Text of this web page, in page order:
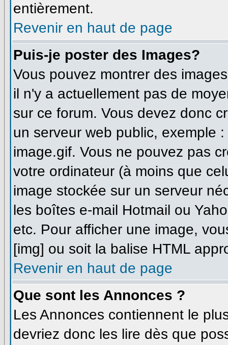
entièrement.
Revenir en haut de page
Puis-je poster des Images?
Vous pouvez montrer des
il n'y a actuellement pas de
sur ce forum. Vous devez donc
un serveur web public, exemple
image.gif. Vous ne pouvez pas
votre ordinateur (à moins que
image stockée sur un serveur
les boîtes e-mail Hotmail ou
etc. Pour afficher une image,
[img] ou soit la balise HTML
Revenir en haut de page
Que sont les Annonces ?
Les Annonces contiennent le
devriez donc les lire dès que